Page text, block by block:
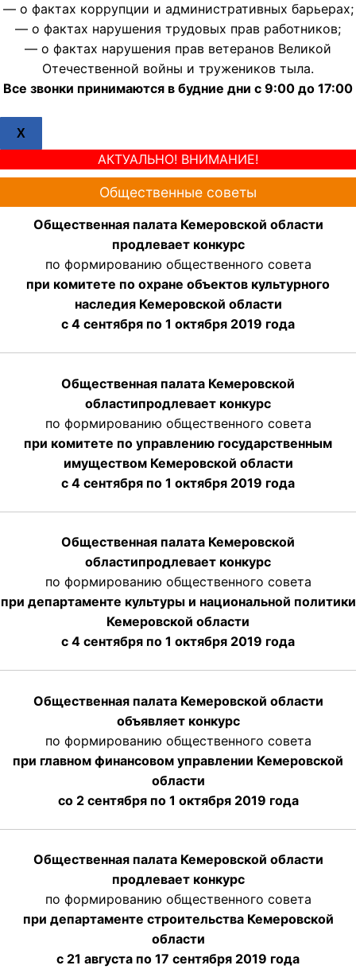
— о фактах коррупции и административных барьерах;
— о фактах нарушения трудовых прав работников;
— о фактах нарушения прав ветеранов Великой
Отечественной войны и тружеников тыла.
Все звонки принимаются в будние дни с 9:00 до 17:00
X
АКТУАЛЬНО! ВНИМАНИЕ!
Общественные советы
Общественная палата Кемеровской области
продлевает конкурс
по формированию общественного совета
при комитете по охране объектов культурного
наследия Кемеровской области
с 4 сентября по 1 октября 2019 года
Общественная палата Кемеровской
областипродлевает конкурс
по формированию общественного совета
при комитете по управлению государственным
имуществом Кемеровской области
с 4 сентября по 1 октября 2019 года
Общественная палата Кемеровской
областипродлевает конкурс
по формированию общественного совета
при департаменте культуры и национальной политики
Кемеровской области
с 4 сентября по 1 октября 2019 года
Общественная палата Кемеровской области
объявляет конкурс
по формированию общественного совета
при главном финансовом управлении Кемеровской
области
со 2 сентября по 1 октября 2019 года
Общественная палата Кемеровской области
продлевает конкурс
по формированию общественного совета
при департаменте строительства Кемеровской
области
с 21 августа по 17 сентября 2019 года